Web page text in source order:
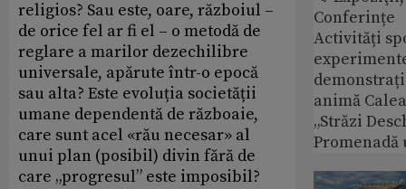
religios? Sau este, oare, războiul –
de orice fel ar fi el – o metodă de
reglare a marilor dezechilibre
universale, apărute într-o epocă
sau alta? Este evoluția societății
umane dependentă de războaie,
care sunt acel «rău necesar» al
unui plan (posibil) divin fără de
care „progresul” este imposibil?
Conferințe
Activități
animă
„Străzi
Promenadă